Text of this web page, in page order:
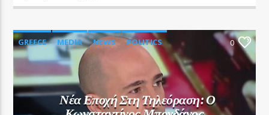
GREECE MEDIA NEWS
POLITICS
SOCIETY
0
Νέα Εποχή Στη Τηλεόραση: Ο